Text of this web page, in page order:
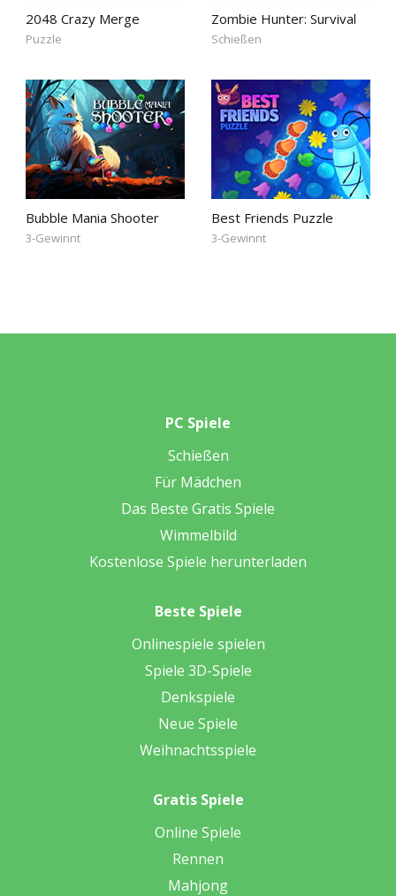
2048 Crazy Merge
Puzzle
Zombie Hunter: Survival
Schießen
Bubble Mania Shooter
3-Gewinnt
Best Friends Puzzle
3-Gewinnt
PC Spiele
Schießen
Für Mädchen
Das Beste Gratis Spiele
Wimmelbild
Kostenlose Spiele herunterladen
Beste Spiele
Onlinespiele spielen
Spiele 3D-Spiele
Denkspiele
Neue Spiele
Weihnachtsspiele
Gratis Spiele
Online Spiele
Rennen
Mahjong